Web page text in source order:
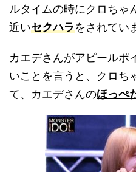
ルタイムの時にクロちゃ
近いセクハラをされてい
カエデさんがアピールポ
いことを言うと、クロち
て、カエデさんのほっぺ